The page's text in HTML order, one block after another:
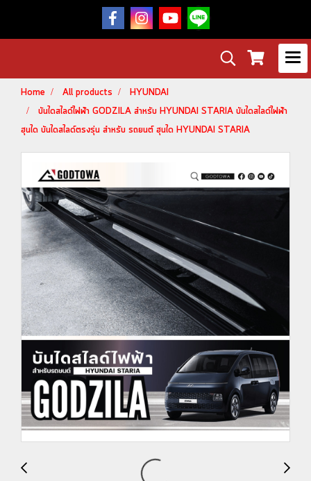
Home All products
HYUNDAI
บันไดสไลด์ไฟฟ้า GODZILA สำหรับ HYUNDAI STARIA บันไดสไลด์ไฟฟ้า
ฮุนได บันไดสไลด์ตรงรุ่น สำหรับ รถยนต์ ฮุนได HYUNDAI STARIA